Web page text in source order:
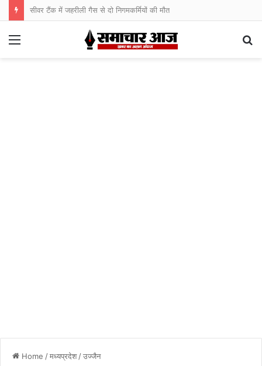
सीवर टैंक में जहरीली गैस से दो निगमकर्मियों की मौत
Menu
Home /मध्यप्रदेश /उज्जैन